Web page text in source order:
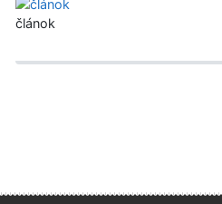
článok